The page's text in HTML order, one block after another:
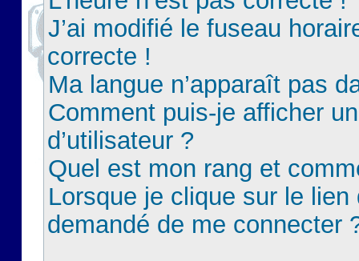
J’ai modifié le fuseau
correcte !
Ma langue n’apparaît pas
Comment puis-je afficher
d’utilisateur ?
Quel est mon rang et
Lorsque je clique sur le lien
demandé de me connecter